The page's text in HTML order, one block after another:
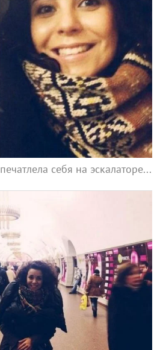
себя на эскалаторе...